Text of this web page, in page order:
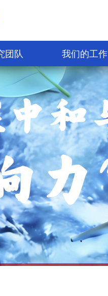
团队 我们的工作